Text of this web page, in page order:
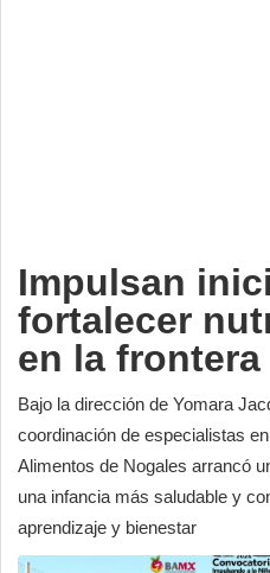
Impulsan
fortalecer
en la frontera
Bajo la dirección de Yomara
coordinación de especialistas
Alimentos de Nogales arrancó
una infancia más saludable y
aprendizaje y bienestar